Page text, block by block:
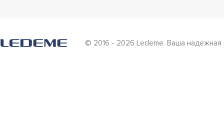
© 2016 - 2026 Ledeme. Ваша